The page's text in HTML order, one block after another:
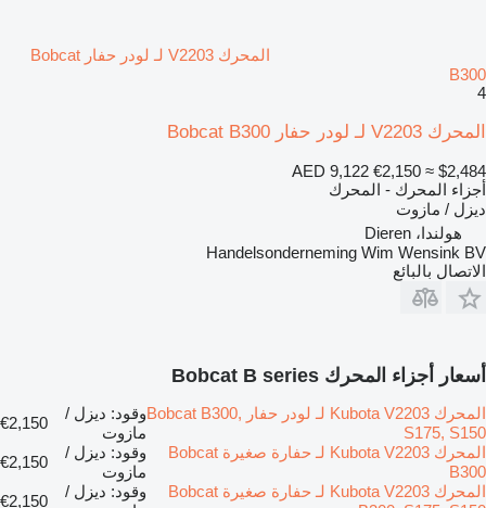
المحرك V2203 لـ لودر حفار Bobcat
B300
4
المحرك V2203 لـ لودر حفار Bobcat B300
AED 9,122 €2,150 ≈ $2,484
أجزاء المحرك - المحرك
ديزل / مازوت
هولندا، Dieren
Handelsonderneming Wim Wensink BV
الاتصال بالبائع
أسعار أجزاء المحرك Bobcat B series
المحرك Kubota V2203 لـ لودر حفار Bobcat B300,
S175, S150
وقود: ديزل /
مازوت
€2,150
المحرك Kubota V2203 لـ حفارة صغيرة Bobcat
B300
وقود: ديزل /
مازوت
€2,150
المحرك Kubota V2203 لـ حفارة صغيرة Bobcat
وقود: ديزل /
€2,150